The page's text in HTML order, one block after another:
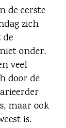
de eerste
zich
onder.
veel
door de
maar ook
is.